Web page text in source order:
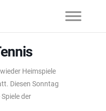
Heimspiele
Diesen Sonntag
der